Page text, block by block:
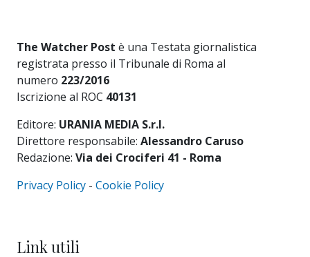
The Watcher Post è una Testata giornalistica
registrata presso il Tribunale di Roma al
numero 223/2016
Iscrizione al ROC 40131
Editore: URANIA MEDIA S.r.l.
Direttore responsabile: Alessandro Caruso
Redazione: Via dei Crociferi 41 - Roma
Privacy Policy - Cookie Policy
Link utili